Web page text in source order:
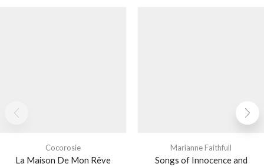
Cocorosie
La Maison De Mon Rêve
Marianne Faithfull
Songs of Innocence and